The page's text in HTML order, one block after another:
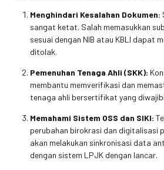
Menghindari Kesalahan Dokumen:
sangat ketat. Salah memasukkan
sesuai dengan NIB atau KBLI dapat
ditolak.
Pemenuhan Tenaga Ahli (SKK):
membantu memverifikasi dan
tenaga ahli bersertifikat yang
Memahami Sistem OSS dan SIKI:
perubahan birokrasi dan digitalisasi
akan melakukan sinkronisasi data
dengan sistem LPJK dengan lancar.